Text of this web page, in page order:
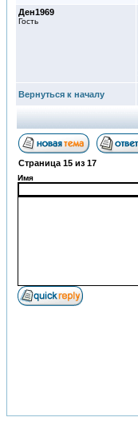
Ден1969
Гость
Вернуться к началу
Страница 15 из 17
Имя